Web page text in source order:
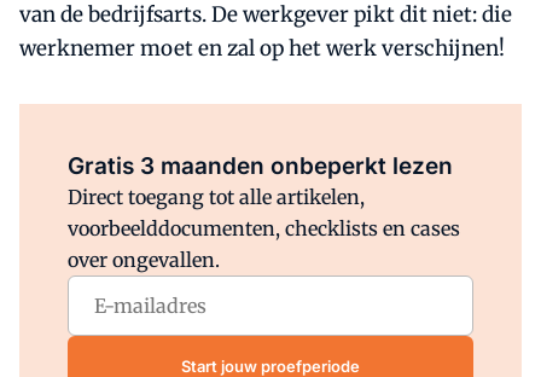
van de bedrijfsarts. De werkgever pikt dit niet: die
werknemer moet en zal op het werk verschijnen!
Gratis 3 maanden onbeperkt lezen
Direct toegang tot alle artikelen,
voorbeelddocumenten, checklists en cases
over ongevallen.
Start jouw proefperiode